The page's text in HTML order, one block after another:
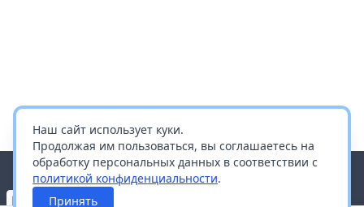
Наш сайт использует куки.
Продолжая им пользоваться, вы соглашаетесь на
обработку персональных данных в соответствии с
политикой конфиденциальности.
Принять